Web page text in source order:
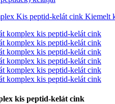
kis peptid-kelát cink